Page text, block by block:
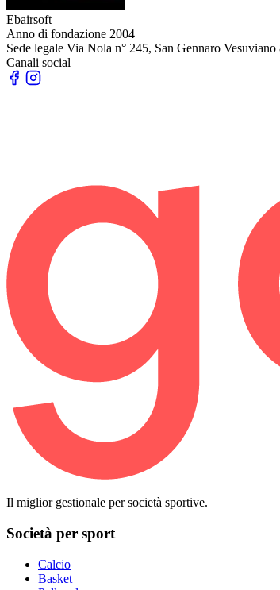
Ebairsoft
Anno di fondazione 2004
Sede legale Via Nola n° 245, San Gennaro
Canali social
Il miglior gestionale per società sportive.
Società per sport
Calcio
Basket